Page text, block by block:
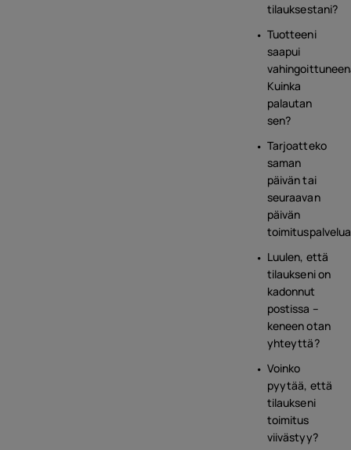
tilauksestani?
Tuotteeni
saapui
Kuinka
palautan
sen?
Tarjoatteko
saman
päivän tai
seuraavan
päivän
Luulen, että
tilaukseni on
kadonnut
postissa –
keneen otan
yhteyttä?
Voinko
pyytää, että
tilaukseni
toimitus
viivästyy?